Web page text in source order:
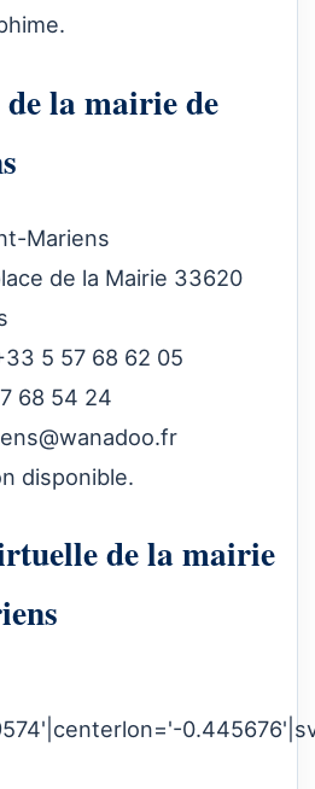
la mairie de
Mariens
de la Mairie 33620
5 57 68 62 05
68 54 24
disponible.
de la mairie